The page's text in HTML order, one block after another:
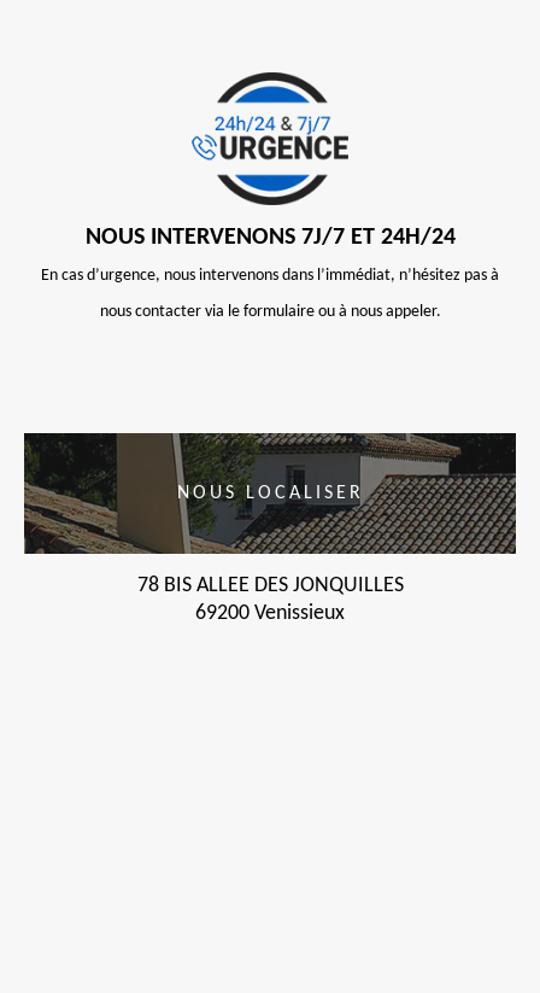
NOUS INTERVENONS 7J/7 ET 24H/24
En cas d’urgence, nous intervenons dans l’immédiat, n’hésitez pas à
nous contacter via le formulaire ou à nous appeler.
NOUS LOCALISER
78 BIS ALLEE DES JONQUILLES
69200 Venissieux